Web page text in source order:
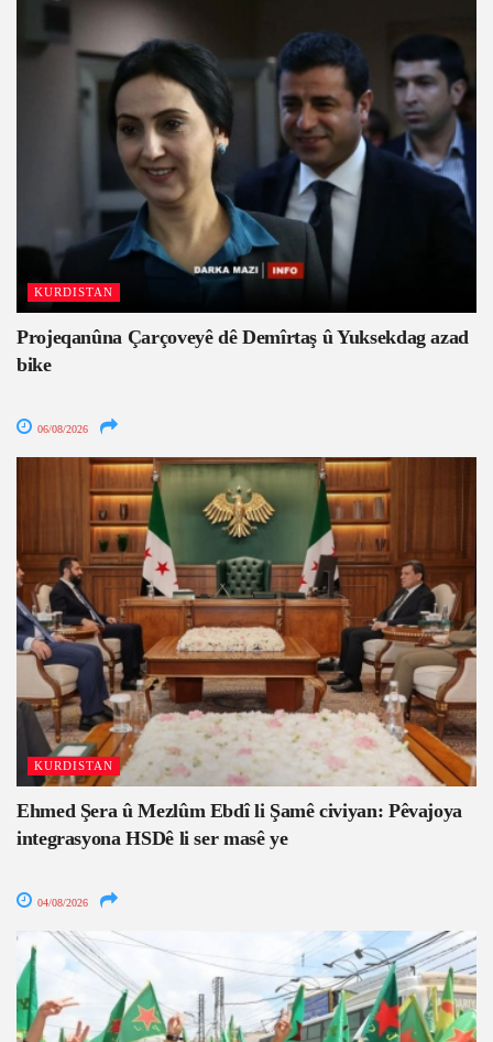
KURDISTAN
Projeqanûna Çarçoveyê dê Demîrtaş û Yuksekdag azad
bike
06/08/2026
KURDISTAN
Ehmed Şera û Mezlûm Ebdî li Şamê civiyan: Pêvajoya
integrasyona HSDê li ser masê ye
04/08/2026